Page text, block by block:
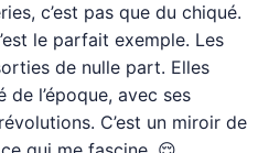
c’est pas que du chiqué.
le parfait exemple. Les
de nulle part. Elles
l’époque, avec ses
C’est un miroir de